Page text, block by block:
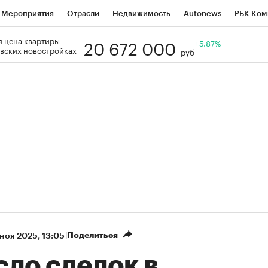
Мероприятия Отрасли Недвижимость Autonews РБК
Визионеры
цена квартиры
новостройках
20 672 000 руб
+5.87%
2025, 13:05 Поделиться